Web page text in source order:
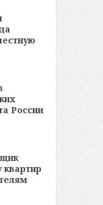
России
квартир